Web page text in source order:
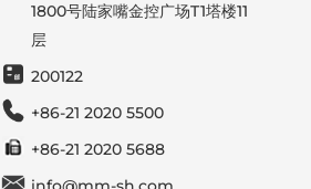
1800号陆家嘴金控广场T1塔楼11
层
200122
+86-21 2020 5500
+86-21 2020 5688